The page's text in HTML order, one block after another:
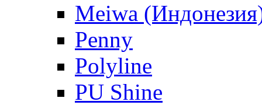
Meiwa
Penny
Polyline
PU Shine